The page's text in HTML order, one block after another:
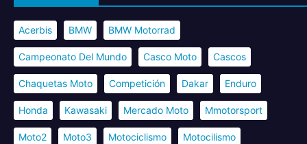
Acerbis BMW BMW Motorrad
Campeonato Del Mundo Casco Moto Cascos
Chaquetas Moto Competición Dakar Enduro
Honda Kawasaki Mercado Moto Mmotorsport
Moto2 Moto3 Motociclismo Motocilismo